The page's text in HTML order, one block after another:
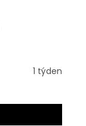
1 týden